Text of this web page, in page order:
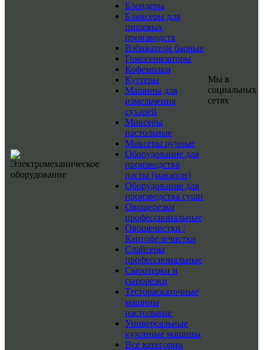
Блендеры
Бликсеры для
пищевых
производств
Взбиватели барные
Гомогенизаторы
Кофемолки
Куттеры
Машины для
измельчения
сухарей
Миксеры
настольные
Миксеры ручные
Оборудование для
производства
пасты (макарон)
Оборудование для
производства суши
Овощерезки
профессиональные
Овощечистки /
Картофелечистки
Слайсеры
профессиональные
Сыротерки и
сырорезки
Тестораскаточные
машины
настольные
Универсальные
кухонные машины
Все категории
Мы в
социальных
сетях